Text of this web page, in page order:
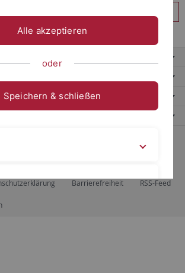
Tübingen, Tübingen
Barrierefreiheit RSS-Feed
Alle akzeptieren
oder
Speichern & schließen